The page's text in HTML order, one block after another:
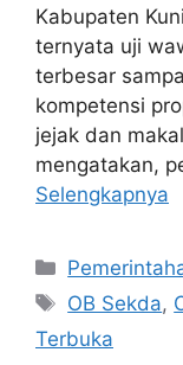
Kabupaten
ternyata uji
terbesar
kompetensi
jejak dan
mengatakan,
Selengkapnya
Kategori
Tag
OB Sekda,
Terbuka